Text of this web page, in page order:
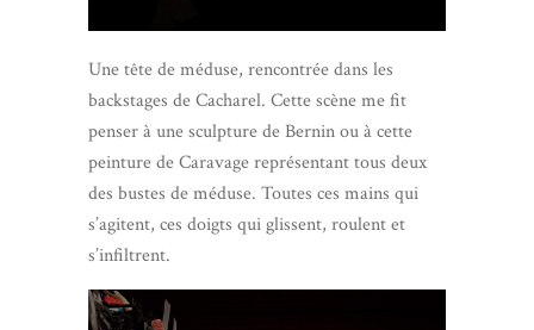
Une tête de méduse, rencontrée dans les
backstages de Cacharel. Cette scène me fit
penser à une sculpture de Bernin ou à cette
peinture de Caravage représentant tous deux
des bustes de méduse. Toutes ces mains qui
s’agitent, ces doigts qui glissent, roulent et
s’infiltrent.